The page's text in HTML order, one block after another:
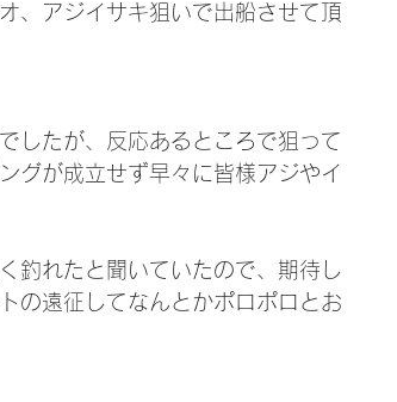
、アジイサキ狙いで出船させて頂
したが、反応あるところで狙って
グが成立せず早々に皆様アジやイ
釣れたと聞いていたので、期待し
の遠征してなんとかポロポロとお